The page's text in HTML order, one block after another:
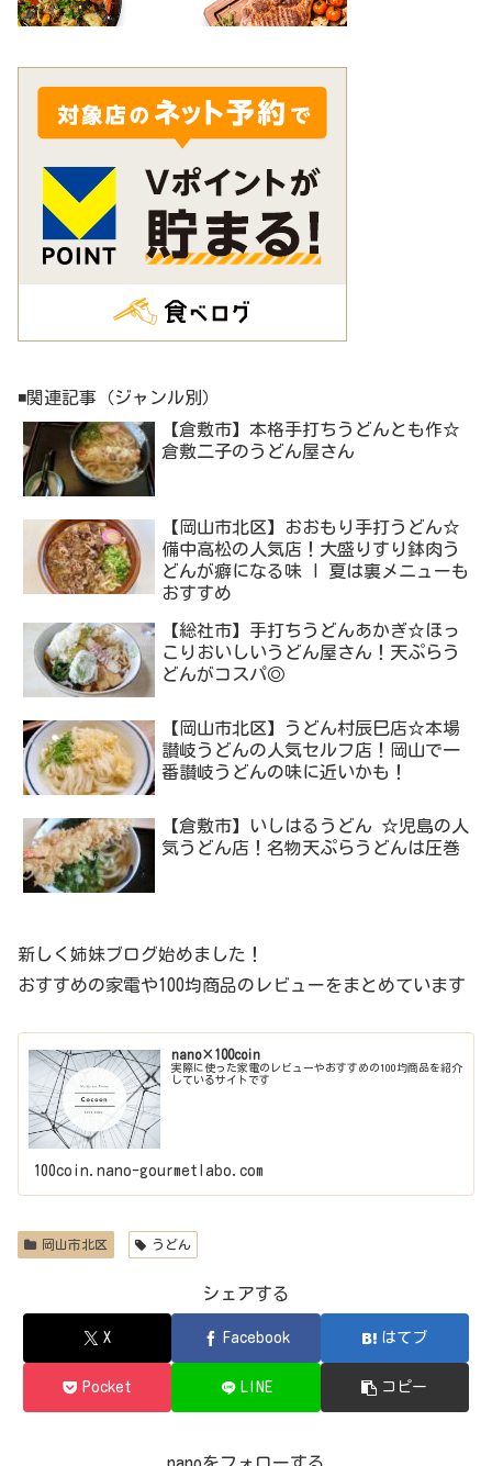
◾️関連記事（ジャンル別）
【倉敷市】本格手打ちうどんとも作☆
倉敷二子のうどん屋さん
【岡山市北区】おおもり手打うどん☆
備中高松の人気店！大盛りすり鉢肉う
どんが癖になる味 I 夏は裏メニューも
おすすめ
【総社市】手打ちうどんあかぎ☆ほっ
こりおいしいうどん屋さん！天ぷらう
どんがコスパ◎
【岡山市北区】うどん村辰巳店☆本場
讃岐うどんの人気セルフ店！岡山で一
番讃岐うどんの味に近いかも！
【倉敷市】いしはるうどん ☆児島の人
気うどん店！名物天ぷらうどんは圧巻
新しく姉妹ブログ始めました！
おすすめの家電や100均商品のレビューをまとめています
nano×100coin
実際に使った家電のレビューやおすすめの100均商品を紹介
しているサイトです
100coin.nano-gourmetlabo.com
岡山市北区 うどん
シェアする
X Facebook はてブ
Pocket LINE コピー